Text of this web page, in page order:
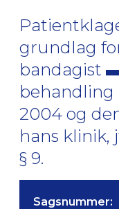
grundlag
bandagist
behandling
2004 og
hans klinik,
§ 9.
Sagsnummer: